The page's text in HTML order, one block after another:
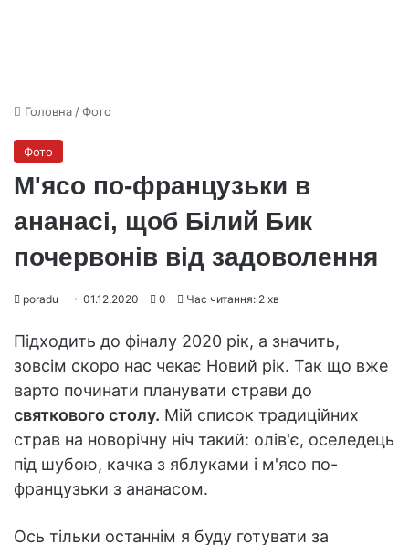
Головна /Фото
Фото
М'ясо по-французьки в
ананасі, щоб Білий Бик
почервонів від задоволення
poradu 01.12.2020 0 Час читання: 2 хв
Підходить до фіналу 2020 рік, а значить,
зовсім скоро нас чекає Новий рік. Так що вже
варто починати планувати страви до
святкового столу. Мій список традиційних
страв на новорічну ніч такий: олів'є, оселедець
під шубою, качка з яблуками і м'ясо по-
французьки з ананасом.
Ось тільки останнім я буду готувати за